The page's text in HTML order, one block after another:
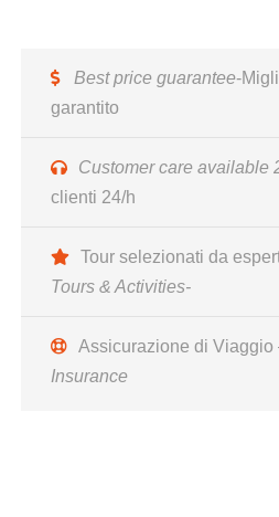
Best price guarantee-
garantito
Customer care available
clienti 24/h
Tour selezionati da
Tours & Activities-
Assicurazione di Viaggio
Insurance